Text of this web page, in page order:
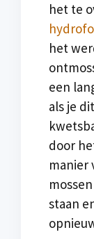
het te
het
een
als je
door
manier
staan